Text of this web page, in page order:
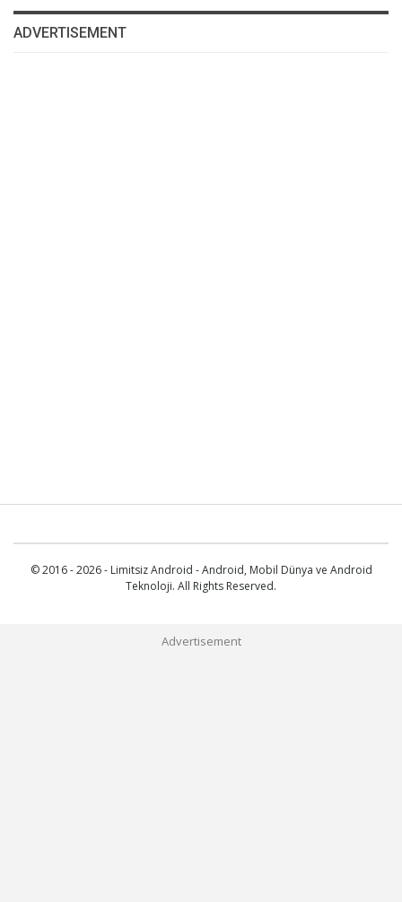
ADVERTISEMENT
© 2016 - 2026 - Limitsiz Android - Android, Mobil Dünya ve Android
Teknoloji. All Rights Reserved.
Advertisement